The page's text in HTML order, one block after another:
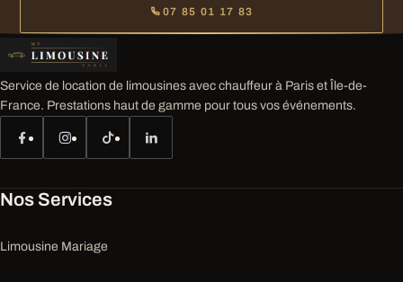
07 85 01 17 83
Service de location de limousines avec chauffeur à Paris et Île-de-
France. Prestations haut de gamme pour tous vos événements.
Nos Services
Limousine Mariage